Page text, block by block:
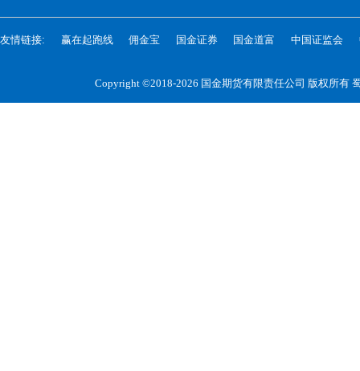
友情链接: 赢在起跑线 佣金宝 国金证券 国金道富 中国证监会
Copyright ©2018-2026 国金期货有限责任公司 版权所有